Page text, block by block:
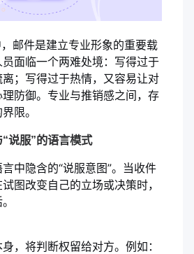
邮件是建立专业形象的重要载
面临一个两难处境：写得过于
；写得过于热情，又容易让对
防御。专业与推销感之间，存
限。
说服”的语言模式
中隐含的“说服意图”。当收件
图改变自己的立场或决策时，
，将判断权留给对方。例如：